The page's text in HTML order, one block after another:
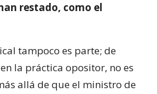
restado, como el
tampoco es parte; de
la práctica opositor, no es
allá de que el ministro de